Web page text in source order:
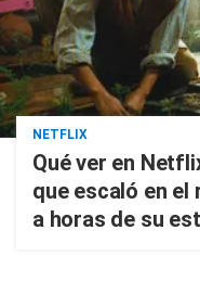
NETFLIX
Qué ver en
que escaló en el
a horas de su